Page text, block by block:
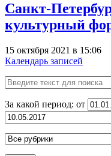
Санкт-
культурный
15 октября 2021 в 15:06
Календарь записей
За какой период: от